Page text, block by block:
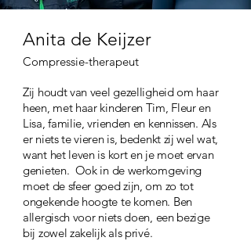
Anita de Keijzer
Compressie-therapeut
Zij houdt van veel gezelligheid om haar
heen, met haar kinderen Tim, Fleur en
Lisa, familie, vrienden en kennissen. Als
er niets te vieren is, bedenkt zij wel wat,
want het leven is kort en je moet ervan
genieten. Ook in de werkomgeving
moet de sfeer goed zijn, om zo tot
ongekende hoogte te komen. Ben
allergisch voor niets doen, een bezige
bij zowel zakelijk als privé.